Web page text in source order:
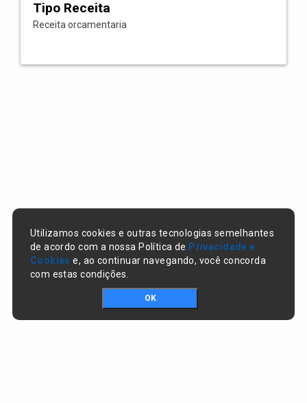
Tipo Receita
Receita orcamentaria
Utilizamos cookies e outras tecnologias semelhantes
de acordo com a nossa Política de Privacidade e
Cookies e, ao continuar navegando, você concorda
com estas condições.
OK